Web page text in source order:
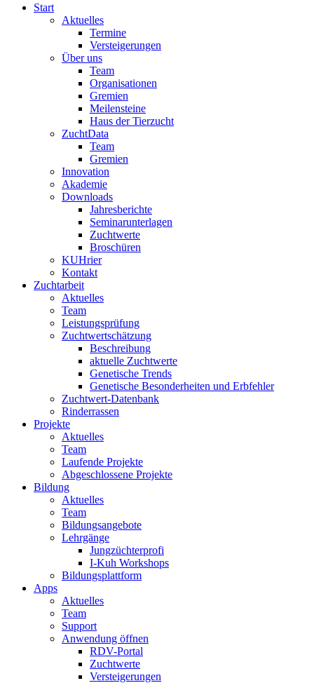
Start
Aktuelles
Termine
Versteigerungen
Über uns
Team
Organisationen
Gremien
Meilensteine
Haus der Tierzucht
ZuchtData
Team
Gremien
Innovation
Akademie
Downloads
Jahresberichte
Seminarunterlagen
Zuchtwerte
Broschüren
KUHrier
Kontakt
Zuchtarbeit
Aktuelles
Team
Leistungsprüfung
Zuchtwertschätzung
Beschreibung
aktuelle Zuchtwerte
Genetische Trends
Genetische Besonderheiten und Erbfehler
Zuchtwert-Datenbank
Rinderrassen
Projekte
Aktuelles
Team
Laufende Projekte
Abgeschlossene Projekte
Bildung
Aktuelles
Team
Bildungsangebote
Lehrgänge
Jungzüchterprofi
I-Kuh Workshops
Bildungsplattform
Apps
Aktuelles
Team
Support
Anwendung öffnen
RDV-Portal
Zuchtwerte
Versteigerungen